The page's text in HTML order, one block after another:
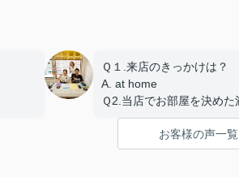
Ｑ１.来店のきっかけは？
A. at home
Ｑ2.当店でお部屋を決めた
A.とても良い
Ｑ3.物件の決め手となった
A.広さ、築年数、設備、
お客様の声一覧